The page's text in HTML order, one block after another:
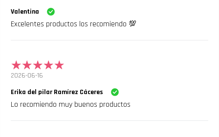
Valentina
Excelentes productos los recomiendo 💯
2026-06-16
Erika del pilar Ramírez Cáceres
Lo recomiendo muy buenos productos